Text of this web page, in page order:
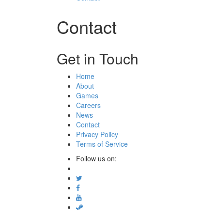
Contact
Get in Touch
Home
About
Games
Careers
News
Contact
Privacy Policy
Terms of Service
Follow us on: